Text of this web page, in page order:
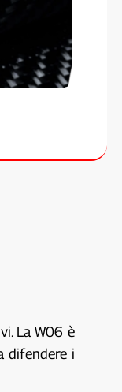
La W06 è
difendere i